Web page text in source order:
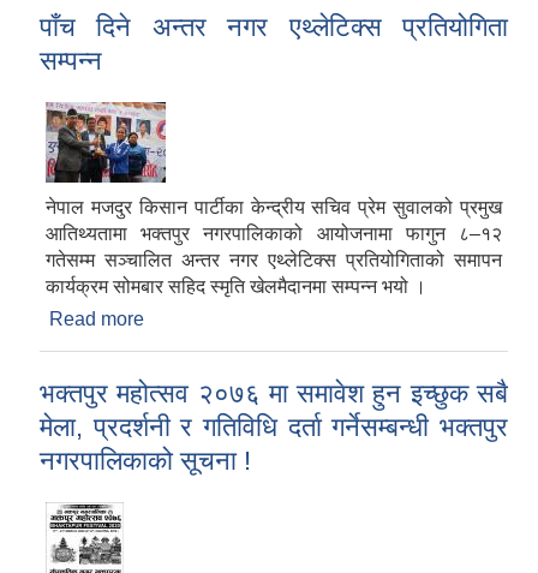
पाँच दिने अन्तर नगर एथ्लेटिक्स प्रतियोगिता
सम्पन्न
नेपाल मजदुर किसान पार्टीका केन्द्रीय सचिव प्रेम सुवालको प्रमुख
आतिथ्यतामा भक्तपुर नगरपालिकाको आयोजनामा फागुन ८–१२
गतेसम्म सञ्चालित अन्तर नगर एथ्लेटिक्स प्रतियोगिताको समापन
कार्यक्रम सोमबार सहिद स्मृति खेलमैदानमा सम्पन्न भयो ।
Read more
भक्तपुर महोत्सव २०७६ मा समावेश हुन इच्छुक सबै
मेला, प्रदर्शनी र गतिविधि दर्ता गर्नेसम्बन्धी भक्तपुर
नगरपालिकाको सूचना !